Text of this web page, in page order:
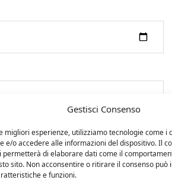
Gestisci Consenso
migliori esperienze, utilizziamo tecnologie come i
e/o accedere alle informazioni del dispositivo. Il
permetterà di elaborare dati come il
sito. Non acconsentire o ritirare il consenso
e funzioni.